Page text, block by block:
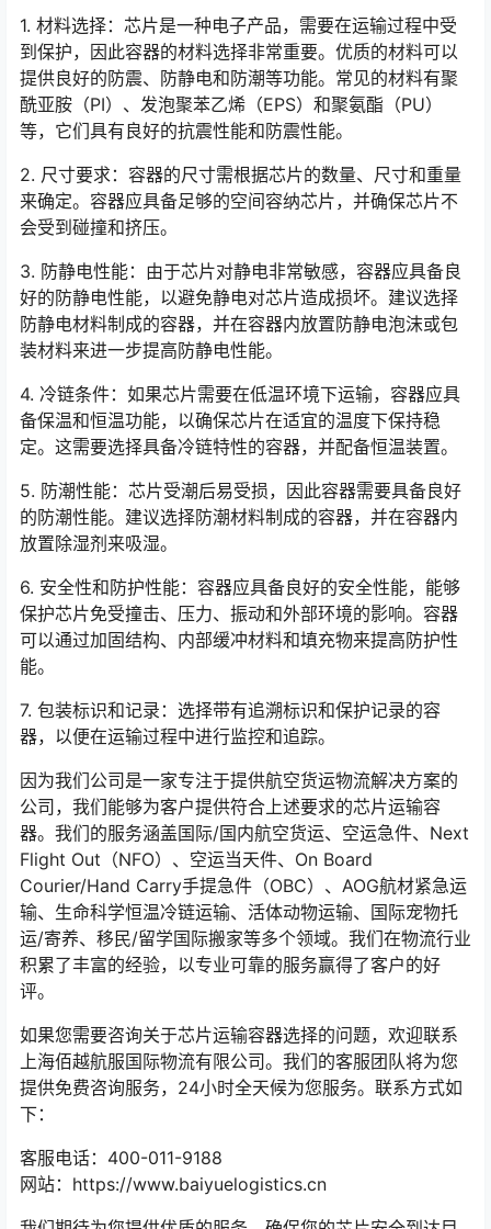
1. 材料选择：芯片是一种电子产品，需要在运输过程中受
到保护，因此容器的材料选择非常重要。优质的材料可以
提供良好的防震、防静电和防潮等功能。常见的材料有聚
酰亚胺（PI）、发泡聚苯乙烯（EPS）和聚氨酯（PU）
等，它们具有良好的抗震性能和防震性能。
2. 尺寸要求：容器的尺寸需根据芯片的数量、尺寸和重量
来确定。容器应具备足够的空间容纳芯片，并确保芯片不
会受到碰撞和挤压。
3. 防静电性能：由于芯片对静电非常敏感，容器应具备良
好的防静电性能，以避免静电对芯片造成损坏。建议选择
防静电材料制成的容器，并在容器内放置防静电泡沫或包
装材料来进一步提高防静电性能。
4. 冷链条件：如果芯片需要在低温环境下运输，容器应具
备保温和恒温功能，以确保芯片在适宜的温度下保持稳
定。这需要选择具备冷链特性的容器，并配备恒温装置。
5. 防潮性能：芯片受潮后易受损，因此容器需要具备良好
的防潮性能。建议选择防潮材料制成的容器，并在容器内
放置除湿剂来吸湿。
6. 安全性和防护性能：容器应具备良好的安全性能，能够
保护芯片免受撞击、压力、振动和外部环境的影响。容器
可以通过加固结构、内部缓冲材料和填充物来提高防护性
能。
7. 包装标识和记录：选择带有追溯标识和保护记录的容
器，以便在运输过程中进行监控和追踪。
因为我们公司是一家专注于提供航空货运物流解决方案的
公司，我们能够为客户提供符合上述要求的芯片运输容
器。我们的服务涵盖国际/国内航空货运、空运急件、Next
Flight Out（NFO）、空运当天件、On Board
Courier/Hand Carry手提急件（OBC）、AOG航材紧急运
输、生命科学恒温冷链运输、活体动物运输、国际宠物托
运/寄养、移民/留学国际搬家等多个领域。我们在物流行业
积累了丰富的经验，以专业可靠的服务赢得了客户的好
评。
如果您需要咨询关于芯片运输容器选择的问题，欢迎联系
上海佰越航服国际物流有限公司。我们的客服团队将为您
提供免费咨询服务，24小时全天候为您服务。联系方式如
下：
客服电话：400-011-9188
网站：https://www.baiyuelogistics.cn